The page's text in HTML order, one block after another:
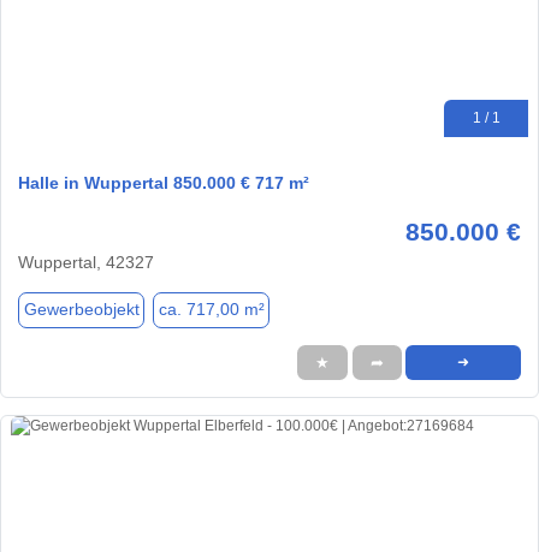
1 / 1
Halle in Wuppertal 850.000 € 717 m²
850.000 €
Wuppertal, 42327
Gewerbeobjekt ca. 717,00 m²
★ ➦ ➜